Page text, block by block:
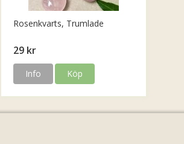
Rosenkvarts, Trumlade
29 kr
Info Köp